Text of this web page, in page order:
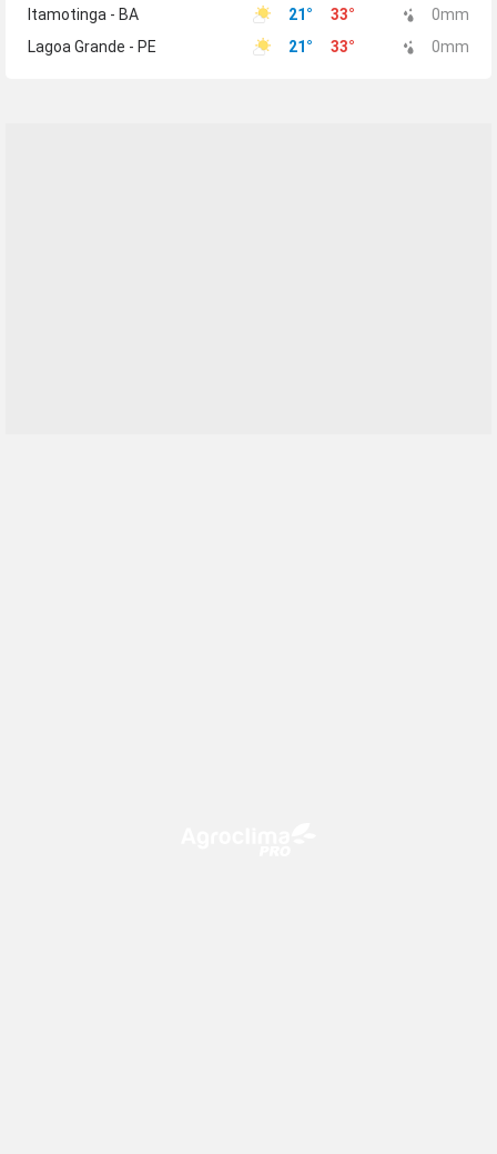
Itamotinga - BA
21° 33° 0mm
Lagoa Grande - PE
21° 33° 0mm